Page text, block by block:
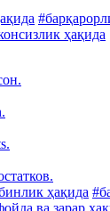
ҳақида
ҳақида